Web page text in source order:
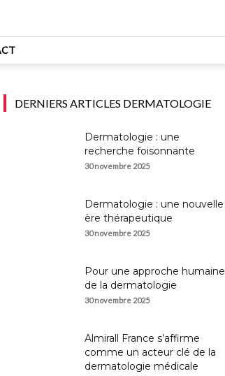
DERNIERS ARTICLES DERMATOLOGIE
Dermatologie : une
recherche foisonnante
30 novembre 2025
Dermatologie : une nouvelle
ère thérapeutique
30 novembre 2025
Pour une approche humaine
de la dermatologie
30 novembre 2025
Almirall France s’affirme
comme un acteur clé de la
dermatologie médicale